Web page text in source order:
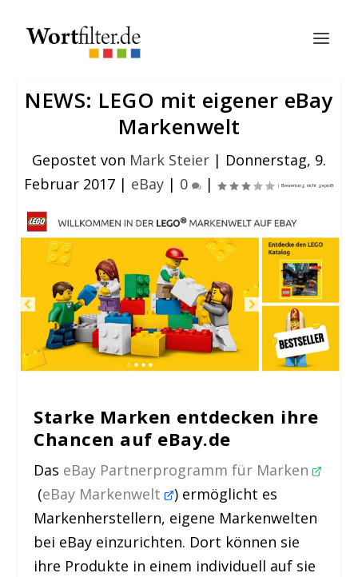
NEWS: LEGO mit eigener eBay
Markenwelt
Gepostet von Mark Steier | Donnerstag, 9.
Februar 2017 | eBay | 0 |
Starke Marken entdecken ihre
Chancen auf eBay.de
Das eBay Partnerprogramm für Marken
(eBay Markenwelt ) ermöglicht es
Markenherstellern, eigene Markenwelten
bei eBay einzurichten. Dort können sie
ihre Produkte in einem individuell auf sie